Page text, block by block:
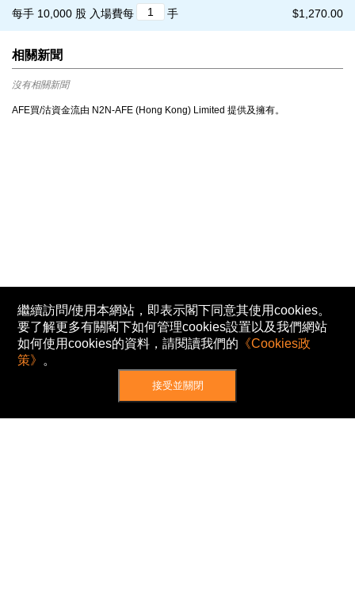
$1,270.00
每手 10,000 股 入場費每 手
相關新聞
沒有相關新聞
AFE買/沽資金流由 N2N-AFE (Hong Kong) Limited 提供及擁有。
繼續訪問/使用本網站，即表示閣下同意其使用cookies。
要了解更多有關閣下如何管理cookies設置以及我們網站
如何使用cookies的資料，請閱讀我們的 《Cookies政
策》 。
接受並關閉